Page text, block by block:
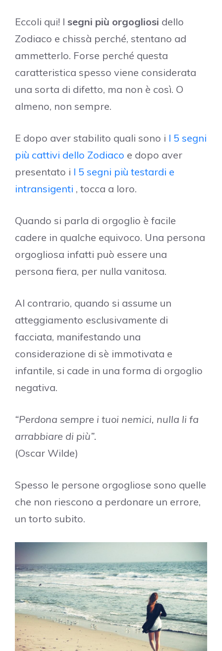
Eccoli qui! I segni più orgogliosi dello
Zodiaco e chissà perché, stentano ad
ammetterlo. Forse perché questa
caratteristica spesso viene considerata
una sorta di difetto, ma non è così. O
almeno, non sempre.
E dopo aver stabilito quali sono i I 5 segni
più cattivi dello Zodiaco e dopo aver
presentato i I 5 segni più testardi e
intransigenti , tocca a loro.
Quando si parla di orgoglio è facile
cadere in qualche equivoco. Una persona
orgogliosa infatti può essere una
persona fiera, per nulla vanitosa.
Al contrario, quando si assume un
atteggiamento esclusivamente di
facciata, manifestando una
considerazione di sè immotivata e
infantile, si cade in una forma di orgoglio
negativa.
“Perdona sempre i tuoi nemici, nulla li fa
arrabbiare di più”.
(Oscar Wilde)
Spesso le persone orgogliose sono quelle
che non riescono a perdonare un errore,
un torto subito.